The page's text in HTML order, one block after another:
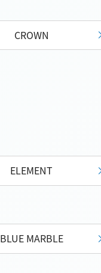
CROWN
ELEMENT
BLUE MARBLE